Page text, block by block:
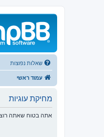
שאלות נפוצות
עמוד ראשי
מחיקת עוגיות
אתה בטוח שאתה